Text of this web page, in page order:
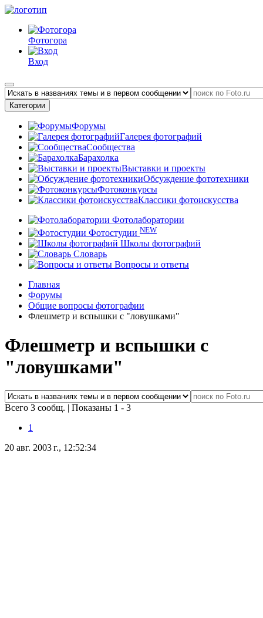
Фотогора
Вход
Категории
Форумы
Галерея фотографий
Сообщества
Барахолка
Выставки и проекты
Обсуждение фототехники
Фотоконкурсы
Классики фотоискусства
Фотолаборатории
Фотостудии NEW
Школы фотографий
Словарь
Вопросы и ответы
Главная
Форумы
Общие вопросы фотографии
Флешметр и вспышки с "ловушками"
Флешметр и вспышки с
"ловушками"
Всего 3 сообщ. | Показаны 1 - 3
1
20 авг. 2003 г., 12:52:34